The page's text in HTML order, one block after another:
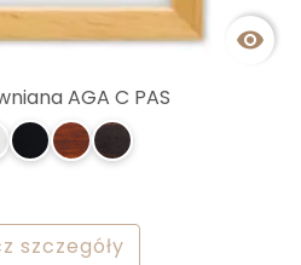

AGA C PAS
szczegóły